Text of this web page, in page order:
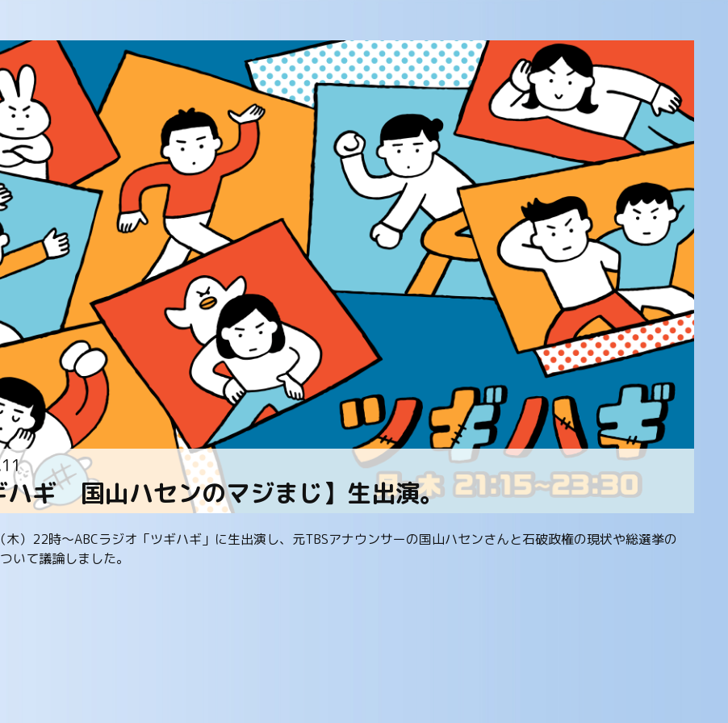
ハギ 国山ハセンのマジまじ】生出演。
）22時～ABCラジオ「ツギハギ」に生出演し、元TBSアナウンサーの国山ハセンさんと石破政権の現状や総選挙の
いて議論しました。